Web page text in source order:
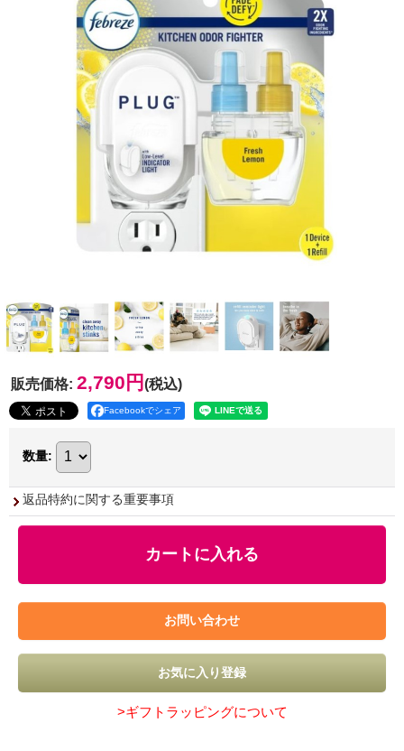
販売価格: 2,790円 (税込)
Facebookでシェア
数量:
返品特約に関する重要事項
>ギフトラッピングについて